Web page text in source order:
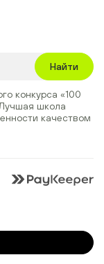
Найти
конкурса «100
школа
качеством